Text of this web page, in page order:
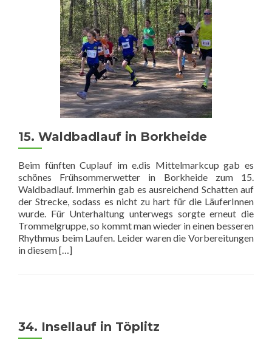
15. Waldbadlauf in Borkheide
Beim fünften Cuplauf im e.dis Mittelmarkcup gab es
schönes Frühsommerwetter in Borkheide zum 15.
Waldbadlauf. Immerhin gab es ausreichend Schatten auf
der Strecke, sodass es nicht zu hart für die LäuferInnen
wurde. Für Unterhaltung unterwegs sorgte erneut die
Trommelgruppe, so kommt man wieder in einen besseren
Rhythmus beim Laufen. Leider waren die Vorbereitungen
in diesemRead
Borkheide
[…]
34. Insellauf in Töplitz